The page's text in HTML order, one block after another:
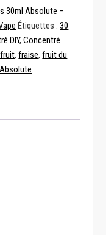
30ml Absolute –
Étiquettes :30
DIY,Concentré
,fraise,fruit du